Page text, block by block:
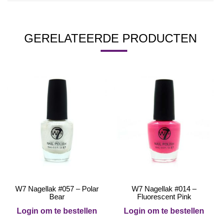
GERELATEERDE PRODUCTEN
W7 Nagellak #057 – Polar
Bear
Login om te bestellen
W7 Nagellak #014 –
Fluorescent Pink
Login om te bestellen